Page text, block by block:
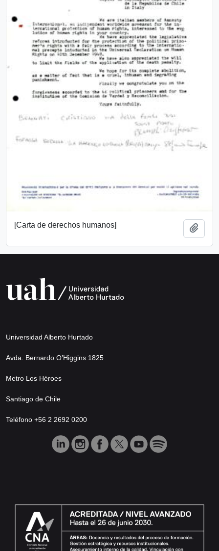
[Carta de derechos humanos]
Universidad Alberto Hurtado
Avda. Bernardo O’Higgins 1825
Metro Los Héroes
Santiago de Chile
Teléfono +56 2 2692 0200